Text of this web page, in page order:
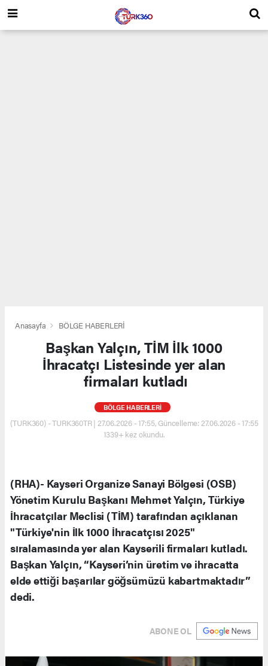
Anasayfa BÖLGE HABERLERİ
Başkan Yalçın, TİM İlk 1000
İhracatçı Listesinde yer alan
firmaları kutladı
BÖLGE HABERLERİ
(TURK360) - TURK360TR | 27.06.2026 - 17:55, Güncelleme: 27.06.2026 - 17:55
1339+ kez okundu.
(RHA)- Kayseri Organize Sanayi Bölgesi (OSB)
Yönetim Kurulu Başkanı Mehmet Yalçın, Türkiye
İhracatçılar Meclisi (TİM) tarafından açıklanan
"Türkiye'nin İlk 1000 İhracatçısı 2025"
sıralamasında yer alan Kayserili firmaları kutladı.
Başkan Yalçın, “Kayseri’nin üretim ve ihracatta
elde ettiği başarılar göğsümüzü kabartmaktadır”
dedi.
ABONE OL